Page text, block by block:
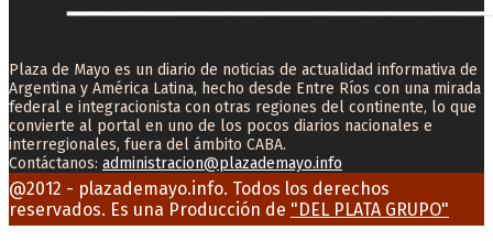
Plaza de Mayo es un diario de noticias de actualidad informativa de
Argentina y América Latina, hecho desde Entre Ríos con una mirada
federal e integracionista con otras regiones del continente, lo que
convierte al portal en uno de los pocos diarios nacionales e
interregionales, fuera del ámbito CABA.
Contáctanos: administracion@plazademayo.info
Facebook
Twitter
Instagram
Youtube
Email
@2012 - plazademayo.info. Todos los derechos
reservados. Es una Producción de "DEL PLATA GRUPO"